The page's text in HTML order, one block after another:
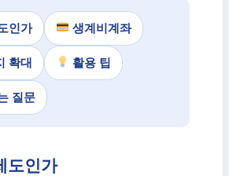
인가 생계비계좌
확대 활용 팁
질문
도인가